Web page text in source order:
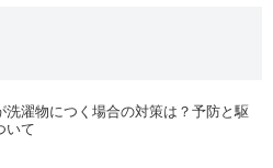
洗濯物につく場合の対策は？予防と駆
いて